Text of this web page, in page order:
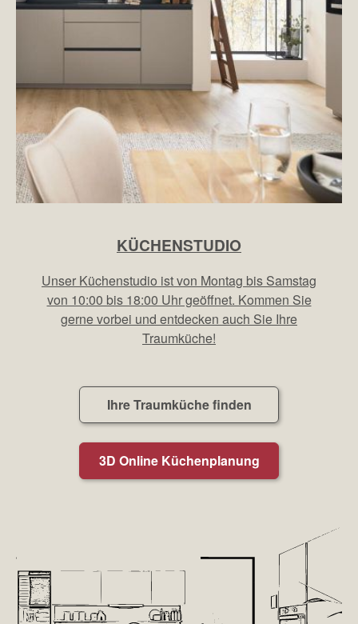
KÜCHENSTUDIO
Unser Küchenstudio ist von Montag bis Samstag
von 10:00 bis 18:00 Uhr geöffnet. Kommen Sie
gerne vorbei und entdecken auch Sie Ihre
Traumküche!
Ihre Traumküche finden
3D Online Küchenplanung